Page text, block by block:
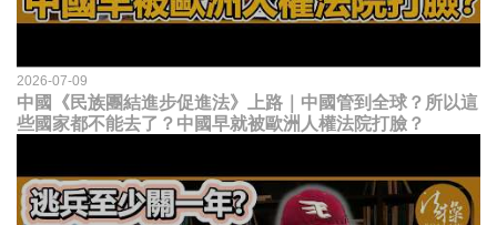
2026-07-09
中國《民族團結進步促進法》上路｜中國管到全球？所以這
些國家都不能去了？中國早就被歐洲人權法院打臉？